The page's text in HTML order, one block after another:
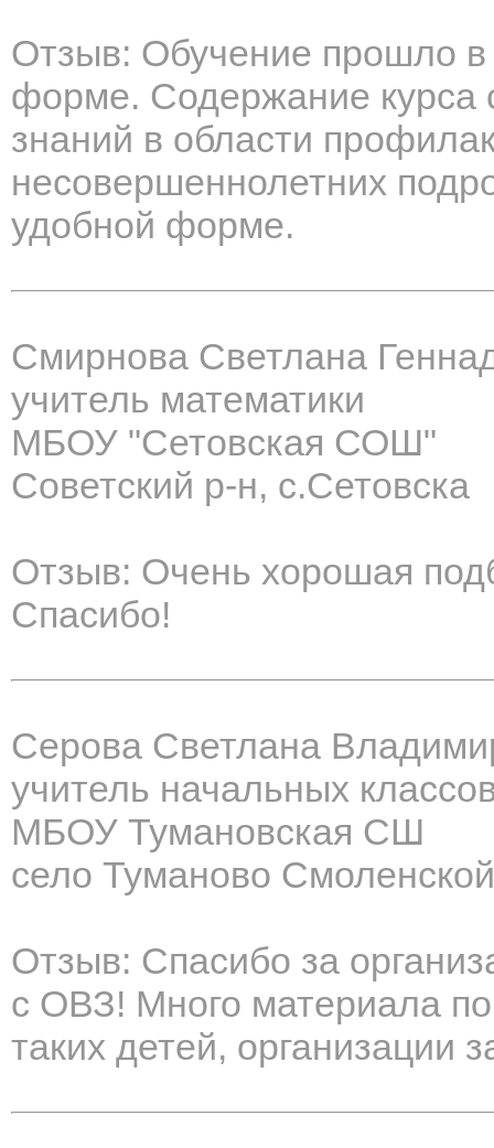
Отзыв: Обучение прошло в
форме. Содержание курса
знаний в области
несовершеннолетних
удобной форме.
Смирнова Светлана
учитель математики
МБОУ "Сетовская СОШ"
Советский р-н, с.Сетовска
Отзыв: Очень хорошая
Спасибо!
Серова Светлана
учитель начальных
МБОУ Тумановская СШ
село Туманово
Отзыв: Спасибо за
с ОВЗ! Много материала
таких детей, организации